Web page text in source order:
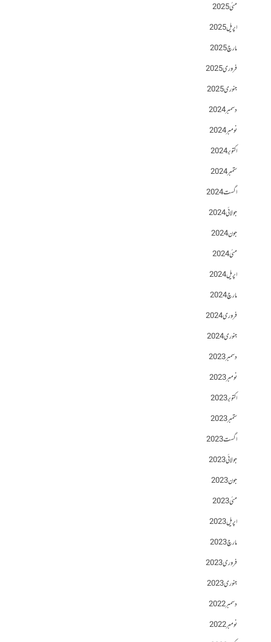
مئی 2025
اپریل 2025
مارچ 2025
فروری 2025
جنوری 2025
دسمبر 2024
نومبر 2024
اکتوبر 2024
ستمبر 2024
اگست 2024
جولائی 2024
جون 2024
مئی 2024
اپریل 2024
مارچ 2024
فروری 2024
جنوری 2024
دسمبر 2023
نومبر 2023
اکتوبر 2023
ستمبر 2023
اگست 2023
جولائی 2023
جون 2023
مئی 2023
اپریل 2023
مارچ 2023
فروری 2023
جنوری 2023
دسمبر 2022
نومبر 2022